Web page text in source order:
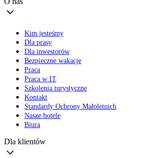
Kim jesteśmy
Dla prasy
Dla inwestorów
Bezpieczne wakacje
Praca
Praca w IT
Szkolenia turystyczne
Kontakt
Standardy Ochrony Małoletnich
Nasze hotele
Biura
Dla klientów